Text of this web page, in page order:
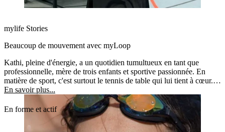
mylife Stories
Beaucoup de mouvement avec myLoop
Kathi, pleine d'énergie, a un quotidien tumultueux en tant que
professionnelle, mère de trois enfants et sportive passionnée. En
matière de sport, c'est surtout le tennis de table qui lui tient à cœur.
Mais elle a aussi intégré beaucoup d'activité physique dans son
En savoir plus...
En forme et actif